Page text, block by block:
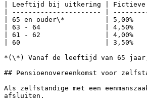
| Leeftijd bij uitkering | Fictieve
| ---------------------- |
| 65 en ouder\*          |
| 63 - 64                |
| 61 - 62                |
| 60                     | 3,50%
*(\*) Vanaf de leeftijd van 65 jaar,
## Pensioenovereenkomst voor
Als zelfstandige met een
afsluiten.